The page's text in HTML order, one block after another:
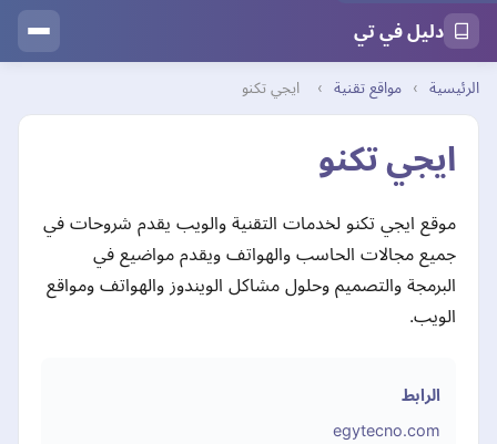
دليل في تي
الرئيسية › مواقع تقنية › ايجي تكنو
ايجي تكنو
موقع ايجي تكنو لخدمات التقنية والويب يقدم شروحات في
جميع مجالات الحاسب والهواتف ويقدم مواضيع في
البرمجة والتصميم وحلول مشاكل الويندوز والهواتف ومواقع
الويب.
الرابط
egytecno.com